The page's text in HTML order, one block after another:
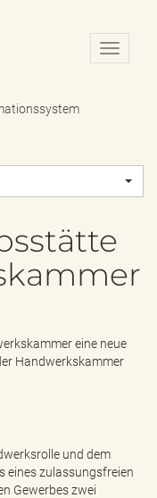
N
a
o
i
-
s
b
e
n
eine neue
Handwerkskammer
und dem
eines zulassungsfreien
Gewerbes zwei